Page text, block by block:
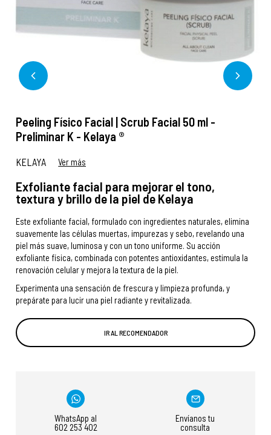
Peeling Físico Facial | Scrub Facial 50 ml -
Preliminar K - Kelaya ®
KELAYA Ver más
Exfoliante facial para mejorar el tono,
textura y brillo de la piel de Kelaya
Este exfoliante facial, formulado con ingredientes naturales, elimina
suavemente las células muertas, impurezas y sebo, revelando una
piel más suave, luminosa y con un tono uniforme. Su acción
exfoliante física, combinada con potentes antioxidantes, estimula la
renovación celular y mejora la textura de la piel.
Experimenta una sensación de frescura y limpieza profunda, y
prepárate para lucir una piel radiante y revitalizada.
IR AL RECOMENDADOR
WhatsApp al
602 253 402
Envíanos tu
consulta